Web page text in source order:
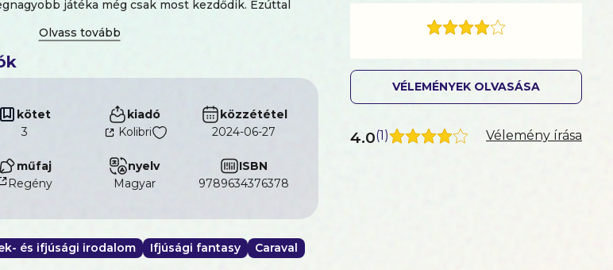
játéka még csak most kezdődik. Ezúttal
kötet
3
kiadó
Kolibri
közzététel
2024-06-27
műfaj
Regény
nyelv
magyar
ISBN
9789634376378
és ifjúsági irodalom Ifjúsági fantasy
Caraval
VÉLEMÉNYEK OLVASÁSA
4.0(1 ) Vélemény írása